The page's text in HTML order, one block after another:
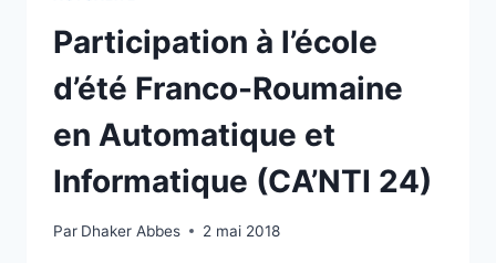
Participation à l’école
d’été Franco-Roumaine
en Automatique et
Informatique (CA’NTI 24)
Par Dhaker Abbes 2 mai 2018